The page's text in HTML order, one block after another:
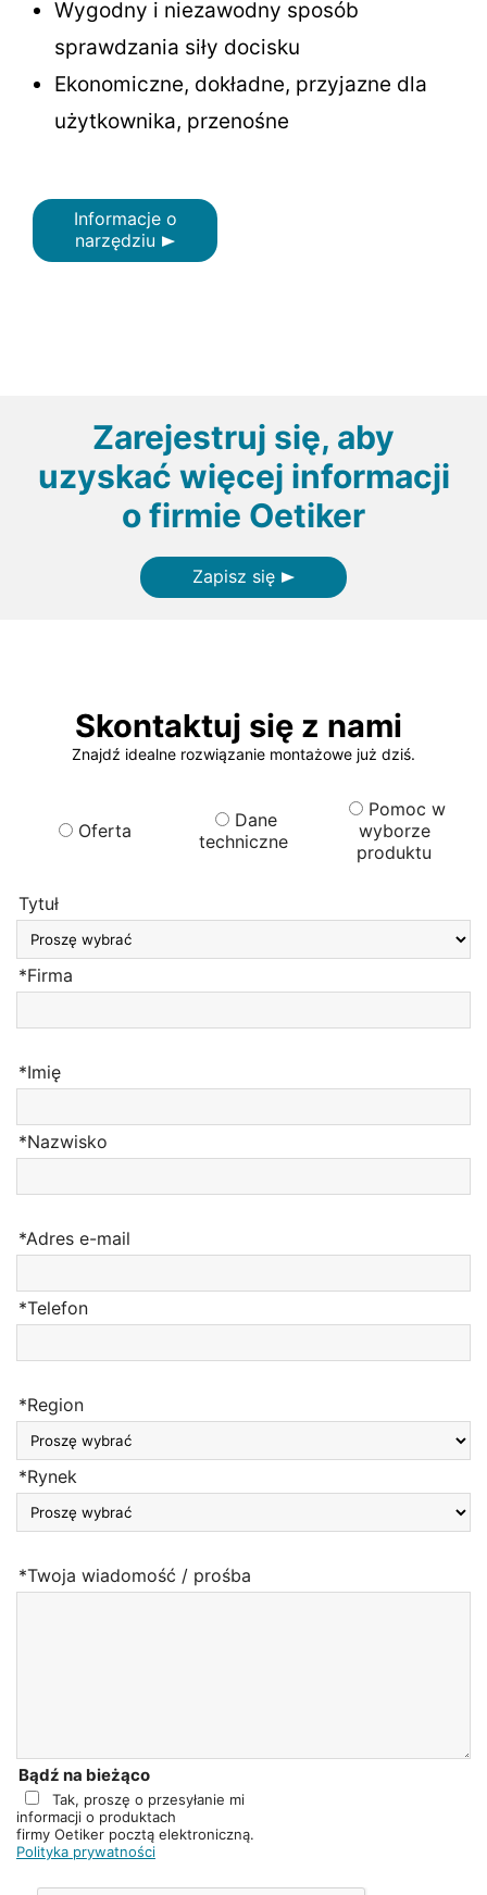
Wygodny i niezawodny sposób
sprawdzania siły docisku
Ekonomiczne, dokładne, przyjazne dla
użytkownika, przenośne
Informacje o
narzędziu
Zarejestruj się, aby
uzyskać więcej informacji
o firmie Oetiker
Zapisz się
Skontaktuj się z nami
Znajdź idealne rozwiązanie montażowe już dziś.
Oferta
Dane
techniczne
Pomoc w
wyborze
produktu
Tytuł
*Firma
*Imię
*Nazwisko
*Adres e-mail
*Telefon
*Region
*Rynek
*Twoja wiadomość / prośba
Bądź na bieżąco
Tak, proszę o przesyłanie mi
informacji o produktach
firmy Oetiker pocztą elektroniczną.
Polityka prywatności